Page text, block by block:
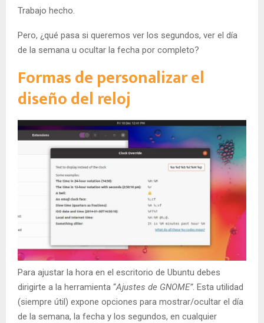
Trabajo hecho.
Pero, ¿qué pasa si queremos ver los segundos, ver el día
de la semana u ocultar la fecha por completo?
Formas de personalizar el
diseño del reloj
Para ajustar la hora en el escritorio de Ubuntu debes
dirigirte a la herramienta “Ajustes de GNOME”. Esta utilidad
(siempre útil) expone opciones para mostrar/ocultar el día
de la semana, la fecha y los segundos, en cualquier